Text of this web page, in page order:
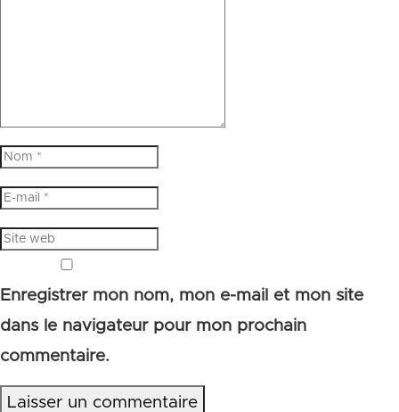
Enregistrer mon nom, mon e-mail et mon site
dans le navigateur pour mon prochain
commentaire.
Laisser un commentaire